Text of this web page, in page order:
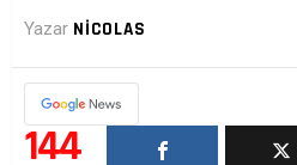
Yazar NICOLAS
144